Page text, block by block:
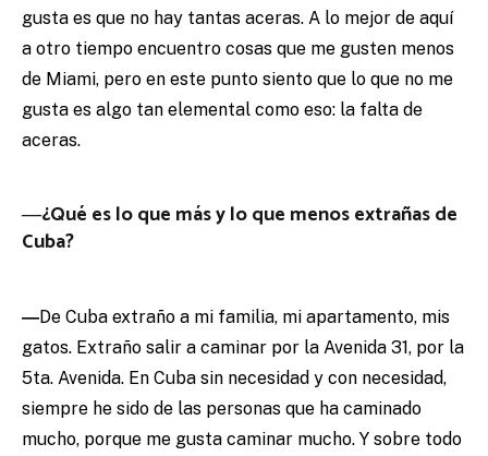
gusta es que no hay tantas aceras. A lo mejor de aquí
a otro tiempo encuentro cosas que me gusten menos
de Miami, pero en este punto siento que lo que no me
gusta es algo tan elemental como eso: la falta de
aceras.
―¿Qué es lo que más y lo que menos extrañas de
Cuba?
―De Cuba extraño a mi familia, mi apartamento, mis
gatos. Extraño salir a caminar por la Avenida 31, por la
5ta. Avenida. En Cuba sin necesidad y con necesidad,
siempre he sido de las personas que ha caminado
mucho, porque me gusta caminar mucho. Y sobre todo